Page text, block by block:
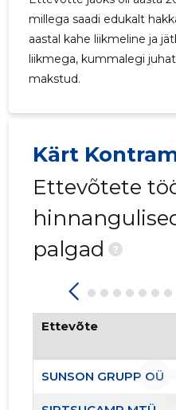
millega saadi edukalt
aastal kahe liikmeline ja
liikmega, kummalegi
makstud.
Kärt
Ettevõtete
palgad
?
Ettevõte
SUNSON GRUPP OÜ